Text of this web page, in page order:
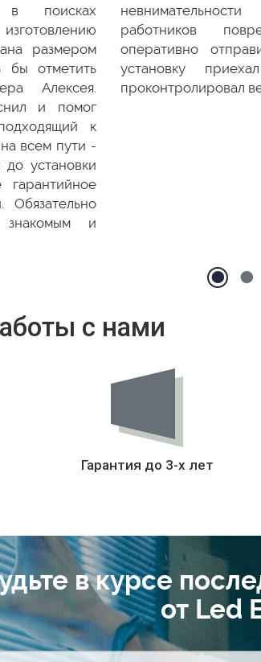
в поисках
размером
бы отметить
Алексея.
и помог
к
всем пути -
установки
Обязательно
знакомым и
работников
оперативно
установку
проконтролировал
с нами
Гарантия до 3-х лет
в курсе
от Led